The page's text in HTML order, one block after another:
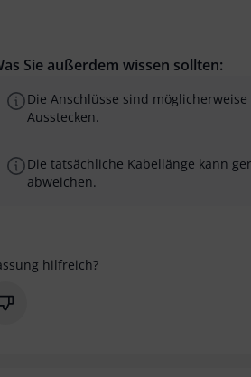
Sie außerdem wissen sollten:
Die Anschlüsse sind
Ausstecken.
Die tatsächliche Kabellänge kann
abweichen.
hilfreich?
Sie diese Zusammenfassung als
Markieren Sie diese